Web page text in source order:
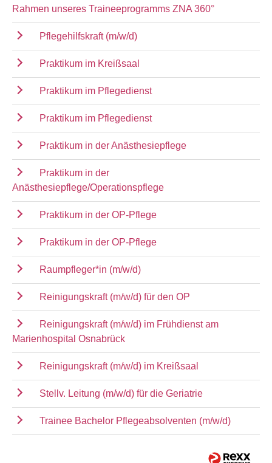
Rahmen unseres Traineeprogramms ZNA 360°
Pflegehilfskraft (m/w/d)
Praktikum im Kreißsaal
Praktikum im Pflegedienst
Praktikum im Pflegedienst
Praktikum in der Anästhesiepflege
Praktikum in der
Anästhesiepflege/Operationspflege
Praktikum in der OP-Pflege
Praktikum in der OP-Pflege
Raumpfleger*in (m/w/d)
Reinigungskraft (m/w/d) für den OP
Reinigungskraft (m/w/d) im Frühdienst am
Marienhospital Osnabrück
Reinigungskraft (m/w/d) im Kreißsaal
Stellv. Leitung (m/w/d) für die Geriatrie
Trainee Bachelor Pflegeabsolventen (m/w/d)